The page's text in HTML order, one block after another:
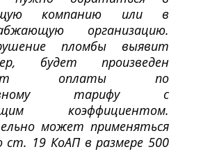
компанию или в
организацию.
пломбы выявит
будет произведен
оплаты по
тарифу с
коэффициентом.
может применяться
19 КоАП в размере 500